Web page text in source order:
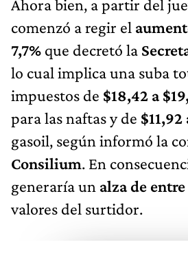
Ahora bien, a partir del
comenzó a regir el
7,7% que decretó la
lo cual implica una suba
impuestos de $18,42 a
para las naftas y de $11,92
gasoil, según informó la
Consilium. En
generaría un alza de entre
valores del surtidor.